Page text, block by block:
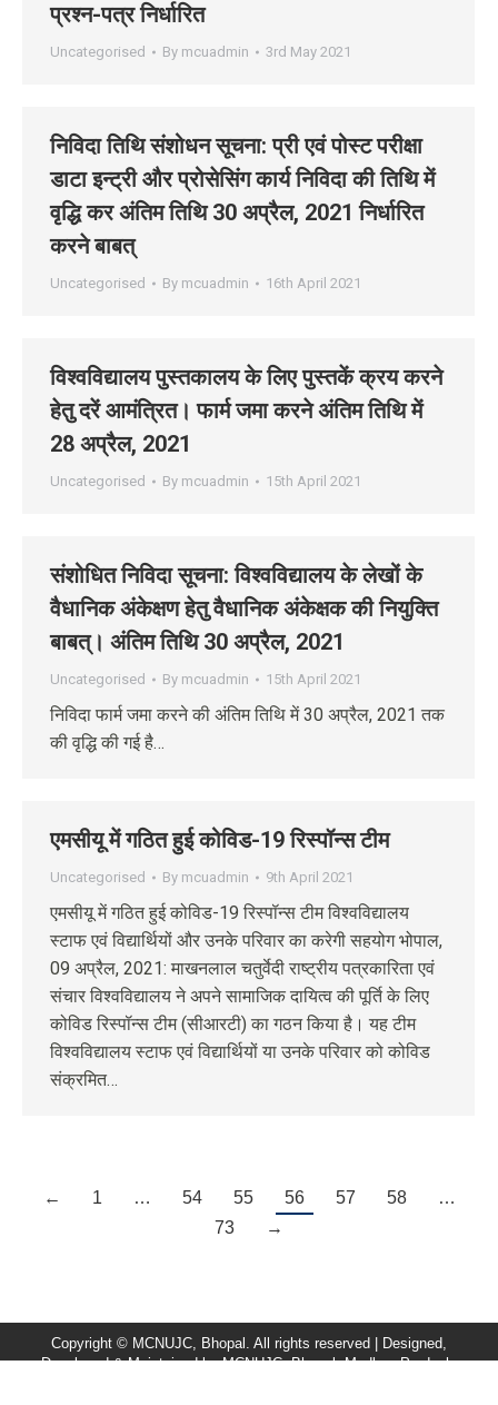
प्रश्‍न-पत्र निर्धारित
Uncategorised By mcuadmin 3rd May 2021
निविदा तिथि संशोधन सूचना: प्री एवं पोस्‍ट परीक्षा
डाटा इन्‍ट्री और प्रोसेसिंग कार्य निविदा की तिथि में
वृद्धि कर अंतिम तिथि 30 अप्रैल, 2021 निर्धारित
करने बाबत्
Uncategorised By mcuadmin 16th April 2021
विश्‍वविद्यालय पुस्‍तकालय के लिए पुस्‍तकें क्रय करने
हेतु दरें आमंत्रित। फार्म जमा करने अंतिम तिथि में
28 अप्रैल, 2021
Uncategorised By mcuadmin 15th April 2021
संशोधित निविदा सूचना: विश्‍वविद्यालय के लेखों के
वैधानिक अंकेक्षण हेतु वैधानिक अंकेक्षक की नियुक्ति
बाबत्। अंतिम तिथि 30 अप्रैल, 2021
Uncategorised By mcuadmin 15th April 2021
निविदा फार्म जमा करने की अंतिम तिथि में 30 अप्रैल, 2021 तक
की वृद्धि की गई है…
एमसीयू में गठित हुई कोविड-19 रिस्पॉन्स टीम
Uncategorised By mcuadmin 9th April 2021
एमसीयू में गठित हुई कोविड-19 रिस्पॉन्स टीम विश्वविद्यालय
स्टाफ एवं विद्यार्थियों और उनके परिवार का करेगी सहयोग भोपाल,
09 अप्रैल, 2021: माखनलाल चतुर्वेदी राष्ट्रीय पत्रकारिता एवं
संचार विश्वविद्यालय ने अपने सामाजिक दायित्व की पूर्ति के लिए
कोविड रिस्पॉन्स टीम (सीआरटी) का गठन किया है। यह टीम
विश्वविद्यालय स्टाफ एवं विद्यार्थियों या उनके परिवार को कोविड
संक्रमित…
← 1 … 54 55 56 57 58
…
73
→
Copyright © MCNUJC, Bhopal. All rights reserved | Designed,
Developed & Maintained byMCNUJC, Bhopal, Madhya Pradesh,